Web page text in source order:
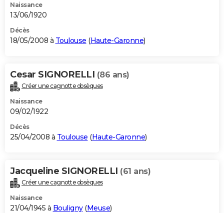
Naissance
13/06/1920
Décès
18/05/2008 à Toulouse (Haute-Garonne)
Cesar SIGNORELLI (86 ans)
Créer une cagnotte obsèques
Naissance
09/02/1922
Décès
25/04/2008 à Toulouse (Haute-Garonne)
Jacqueline SIGNORELLI (61 ans)
Créer une cagnotte obsèques
Naissance
21/04/1945 à Bouligny(Meuse)